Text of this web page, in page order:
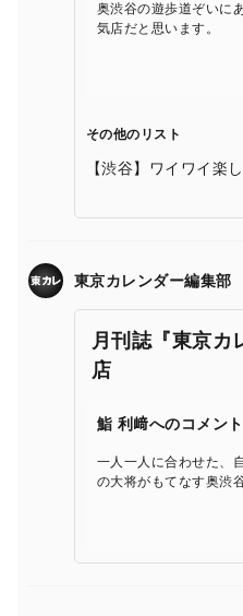
奥渋谷の遊歩道ぞいに
気店だと思います。
その他のリスト
【渋谷】ワイワイ楽
東京カレンダー編集部
月刊誌『東京カ
店
鮨 利﨑へのコメント
一人一人に合わせた、
の大将がもてなす奥渋